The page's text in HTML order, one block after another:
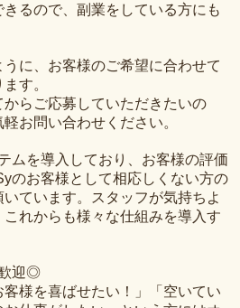
るので、副業をしている方にも
に、お客様のご希望に合わせて
す。
らご応募していただきたいの
お問い合わせください。
ムを導入しており、お客様の評価
のお客様として相応しくない方の
ています。スタッフが気持ちよ
これからも様々な仕組みを導入す
迎◎
客様を喜ばせたい！」「空いてい